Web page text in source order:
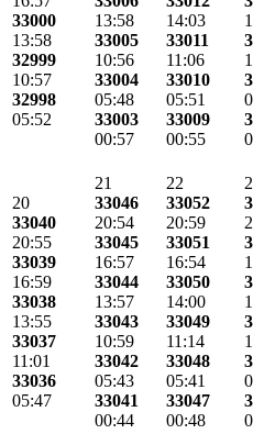
33000
13:58
32999
10:57
32998
05:52
13:58
33005
10:56
33004
05:48
33003
00:57
14:03
33011
11:06
33010
05:51
33009
00:55
20
33040
20:55
33039
16:59
33038
13:55
33037
11:01
33036
05:47
21
33046
20:54
33045
16:57
33044
13:57
33043
10:59
33042
05:43
33041
00:44
22
33052
20:59
33051
16:54
33050
14:00
33049
11:14
33048
05:41
33047
00:48